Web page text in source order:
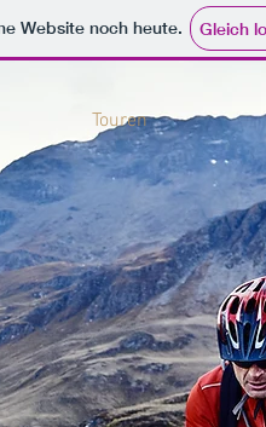
Website noch heute. Gleich
Touren